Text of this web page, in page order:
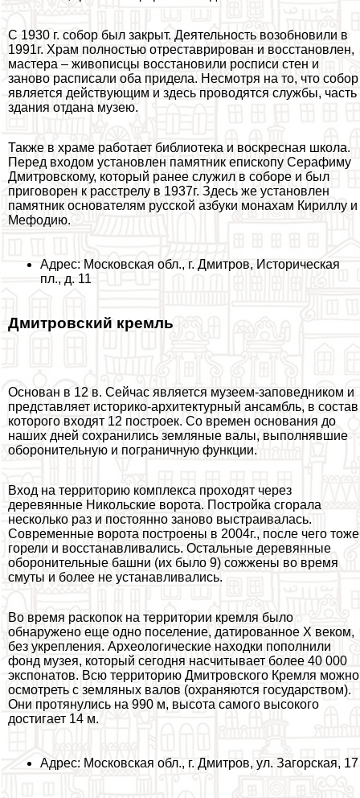
С 1930 г. собор был закрыт. Деятельность возобновили в
1991г. Храм полностью отреставрирован и восстановлен,
мастера – живописцы восстановили росписи стен и
заново расписали оба придела. Несмотря на то, что собор
является действующим и здесь проводятся службы, часть
здания отдана музею.
Также в храме работает библиотека и воскресная школа.
Перед входом установлен памятник епископу Серафиму
Дмитровскому, который ранее служил в соборе и был
приговорен к расстрелу в 1937г. Здесь же установлен
памятник основателям русской азбуки монахам Кириллу и
Мефодию.
Адрес: Московская обл., г. Дмитров, Историческая
пл., д. 11
Дмитровский кремль
Основан в 12 в. Сейчас является музеем-заповедником и
представляет историко-архитектурный ансамбль, в состав
которого входят 12 построек. Со времен основания до
наших дней сохранились земляные валы, выполнявшие
оборонительную и пограничную функции.
Вход на территорию комплекса проходят через
деревянные Никольские ворота. Постройка сгорала
несколько раз и постоянно заново выстраивалась.
Современные ворота построены в 2004г., после чего тоже
горели и восстанавливались. Остальные деревянные
оборонительные башни (их было 9) сожжены во время
смуты и более не устанавливались.
Во время раскопок на территории кремля было
обнаружено еще одно поселение, датированное Х веком,
без укрепления. Археологические находки пополнили
фонд музея, который сегодня насчитывает более 40 000
экспонатов. Всю территорию Дмитровского Кремля можно
осмотреть с земляных валов (охраняются государством).
Они протянулись на 990 м, высота самого высокого
достигает 14 м.
Адрес: Московская обл., г. Дмитров, ул. Загорская, 17